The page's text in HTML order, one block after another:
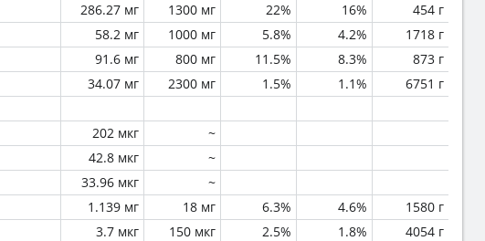
286.27 мг 1300 мг 22% 16%
454 г
58.2 мг 1000 мг 5.8% 4.2%
1718 г
91.6 мг 800 мг 11.5% 8.3%
873 г
34.07 мг 2300 мг 1.5% 1.1% 6751 г
202 мкг
~
42.8 мкг
~
33.96 мкг
~
1.139 мг 18 мг 6.3% 4.6%
1580 г
3.7 мкг 150 мкг 2.5% 1.8%
4054 г